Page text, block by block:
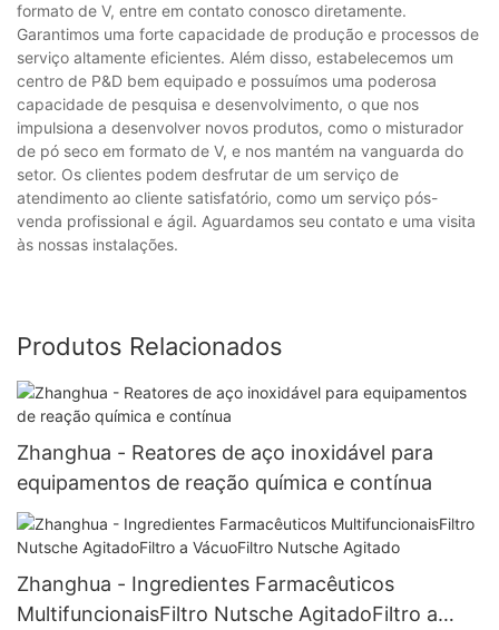
formato de V, entre em contato conosco diretamente.
Garantimos uma forte capacidade de produção e processos de
serviço altamente eficientes. Além disso, estabelecemos um
centro de P&D bem equipado e possuímos uma poderosa
capacidade de pesquisa e desenvolvimento, o que nos
impulsiona a desenvolver novos produtos, como o misturador
de pó seco em formato de V, e nos mantém na vanguarda do
setor. Os clientes podem desfrutar de um serviço de
atendimento ao cliente satisfatório, como um serviço pós-
venda profissional e ágil. Aguardamos seu contato e uma visita
às nossas instalações.
Produtos Relacionados
Zhanghua - Reatores de aço inoxidável para
equipamentos de reação química e contínua
Zhanghua - Ingredientes Farmacêuticos
MultifuncionaisFiltro Nutsche AgitadoFiltro a